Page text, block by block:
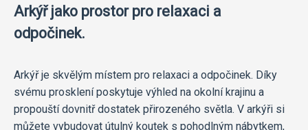
Arkýř jako prostor pro relaxaci a
odpočinek.
Arkýř je skvělým místem pro relaxaci a odpočinek. Díky
svému prosklení poskytuje výhled na okolní krajinu a
propouští dovnitř dostatek přirozeného světla. V arkýři si
můžete vybudovat útulný koutek s pohodlným nábytkem,